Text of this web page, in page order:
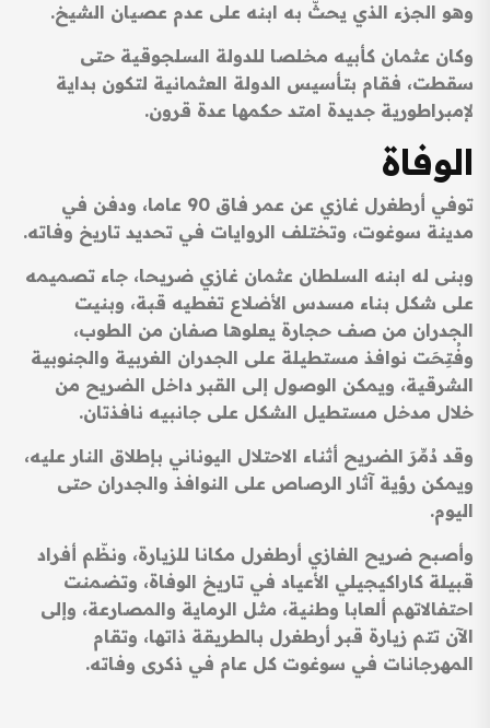
وهو الجزء الذي يحثّ به ابنه على عدم عصيان الشيخ.
وكان عثمان كأبيه مخلصا للدولة السلجوقية حتى
سقطت، فقام بتأسيس الدولة العثمانية لتكون بداية
لإمبراطورية جديدة امتد حكمها عدة قرون.
الوفاة
توفي أرطغرل غازي عن عمر فاق 90 عاما، ودفن في
مدينة سوغوت، وتختلف الروايات في تحديد تاريخ وفاته.
وبنى له ابنه السلطان عثمان غازي ضريحا، جاء تصميمه
على شكل بناء مسدس الأضلاع تغطيه قبة، وبنيت
الجدران من صف حجارة يعلوها صفان من الطوب،
وفُتِحَت نوافذ مستطيلة على الجدران الغربية والجنوبية
الشرقية، ويمكن الوصول إلى القبر داخل الضريح من
خلال مدخل مستطيل الشكل على جانبيه نافذتان.
وقد دُمِّرَ الضريح أثناء الاحتلال اليوناني بإطلاق النار عليه،
ويمكن رؤية آثار الرصاص على النوافذ والجدران حتى
اليوم.
وأصبح ضريح الغازي أرطغرل مكانا للزيارة، ونظّم أفراد
قبيلة كاراكيجيلي الأعياد في تاريخ الوفاة، وتضمنت
احتفالاتهم ألعابا وطنية، مثل الرماية والمصارعة، وإلى
الآن تتم زيارة قبر أرطغرل بالطريقة ذاتها، وتقام
المهرجانات في سوغوت كل عام في ذكرى وفاته.